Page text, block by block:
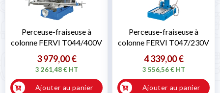
Perceuse-fraiseuse à
colonne FERVI T044/400V
3 979,00 €
3 261,48 € HT
Ajouter au panier
Perceuse-fraiseuse à
colonne FERVI T047/230V
4 339,00 €
3 556,56 € HT
Ajouter au panier